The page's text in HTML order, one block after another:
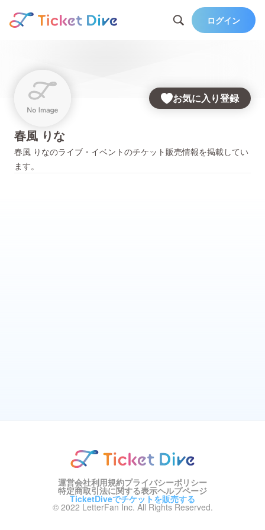
ログイン
お気に入り登録
春風 りな
春風 りなのライブ・イベントのチケット販売情報を掲載してい
ます。
運営会社利用規約プライバシーポリシー
特定商取引法に関する表示ヘルプページ
TicketDiveでチケットを販売する
© 2022 LetterFan Inc. All Rights Reserved.